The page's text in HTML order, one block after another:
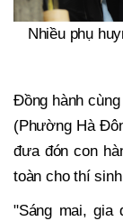
Nhiều phụ
Đồng hành
(Phường Hà
đưa đón con
toàn cho thí
"Sáng mai, gia